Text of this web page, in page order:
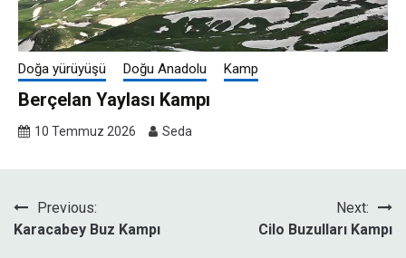
Doğa yürüyüşü Doğu Anadolu Kamp
Berçelan Yaylası Kampı
10 Temmuz 2026 Seda
Yazı
gezinmesi
Previous:
Karacabey Buz Kampı
Next:
Cilo Buzulları Kampı